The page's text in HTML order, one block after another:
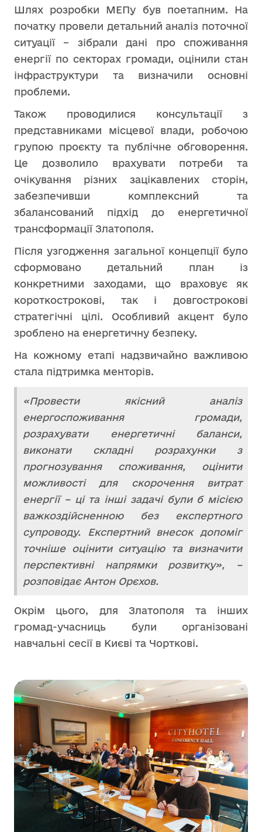
Шлях розробки МЕПу був поетапним. На
початку провели детальний аналіз поточної
ситуації – зібрали дані про споживання
енергії по секторах громади, оцінили стан
інфраструктури та визначили основні
проблеми.
Також проводилися консультації з
представниками місцевої влади, робочою
групою проєкту та публічне обговорення.
Це дозволило врахувати потреби та
очікування різних зацікавлених сторін,
забезпечивши комплексний та
збалансований підхід до енергетичної
трансформації Златополя.
Після узгодження загальної концепції було
сформовано детальний план із
конкретними заходами, що враховує як
короткострокові, так і довгострокові
стратегічні цілі. Особливий акцент було
зроблено на енергетичну безпеку.
На кожному етапі надзвичайно важливою
стала підтримка менторів.
«Провести якісний аналіз
енергоспоживання громади,
розрахувати енергетичні баланси,
виконати складні розрахунки з
прогнозування споживання, оцінити
можливості для скорочення витрат
енергії – ці та інші задачі були б місією
важкоздійсненною без експертного
супроводу. Експертний внесок допоміг
точніше оцінити ситуацію та визначити
перспективні напрямки розвитку», –
розповідає Антон Орєхов.
Окрім цього, для Златополя та інших
громад-учасниць були організовані
навчальні сесії в Києві та Чорткові.